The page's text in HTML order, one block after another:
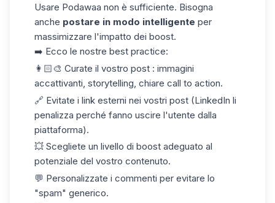
Usare Podawaa non è sufficiente. Bisogna
anche postare in modo intelligente per
massimizzare l'impatto dei boost.
➡️ Ecco le nostre best practice:
👩🏻‍🎨 Curate il vostro post : immagini
accattivanti, storytelling, chiare call to action.
🔗 Evitate i link esterni nei vostri post (LinkedIn li
penalizza perché fanno uscire l'utente dalla
piattaforma).
💥 Scegliete un livello di boost adeguato al
potenziale del vostro contenuto.
💬 Personalizzate i commenti per evitare lo
"spam" generico.